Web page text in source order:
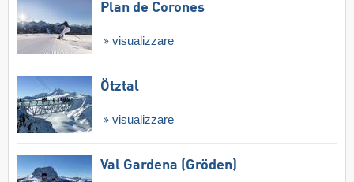
Plan de Corones
visualizzare
Ötztal
visualizzare
Val Gardena (Gröden)